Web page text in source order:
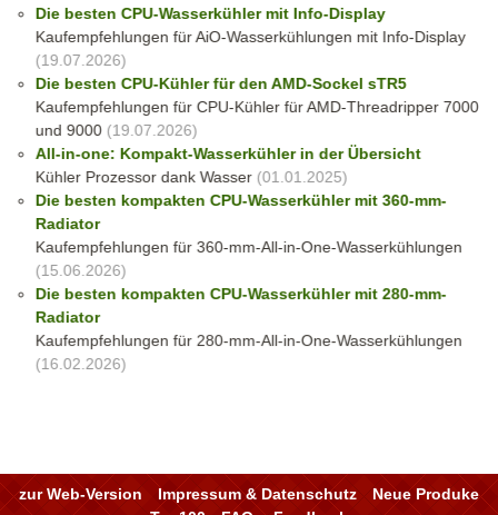
Die besten CPU-Wasserkühler mit Info-Display
Kaufempfehlungen für AiO-Wasserkühlungen mit Info-Display
(19.07.2026)
Die besten CPU-Kühler für den AMD-Sockel sTR5
Kaufempfehlungen für CPU-Kühler für AMD-Threadripper 7000
und 9000(19.07.2026)
All-in-one: Kompakt-Wasserkühler in der Übersicht
Kühler Prozessor dank Wasser(01.01.2025)
Die besten kompakten CPU-Wasserkühler mit 360-mm-
Radiator
Kaufempfehlungen für 360-mm-All-in-One-Wasserkühlungen
(15.06.2026)
Die besten kompakten CPU-Wasserkühler mit 280-mm-
Radiator
Kaufempfehlungen für 280-mm-All-in-One-Wasserkühlungen
(16.02.2026)
zur Web-Version Impressum & Datenschutz
Neue Produke